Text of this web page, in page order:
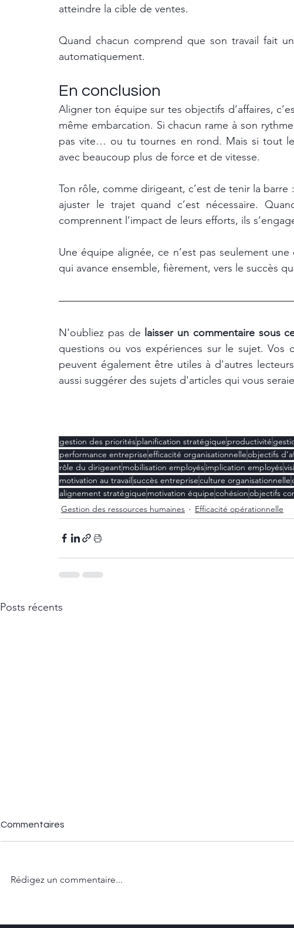
atteindre la cible de ventes.
Quand chacun comprend que son travail fait
automatiquement.
En conclusion
Aligner ton équipe sur tes objectifs d’affaires,
même embarcation. Si chacun rame à son
pas vite… ou tu tournes en rond. Mais si tout
avec beaucoup plus de force et de vitesse.
Ton rôle, comme dirigeant, c’est de tenir la
ajuster le trajet quand c’est nécessaire.
comprennent l’impact de leurs efforts, ils
Une équipe alignée, ce n’est pas seulement
qui avance ensemble, fièrement, vers le succès
N'oubliez pas de laisser un commentaire sous
questions ou vos expériences sur le sujet.
peuvent également être utiles à d'autres
aussi suggérer des sujets d'articles qui vous
gestion des prioritésplanification stratégique productivité
performance entrepriseefficacité organisationnelleobjectifs
rôle du dirigeantmobilisation employésimplication employés
motivation au travailsuccès entrepriseculture organisationnelle
alignement stratégique motivation équipecohésionobjectifs
Gestion des ressources humaines
Efficacité opérationnelle
Posts récents
évoluer ton plan d’action
objectif en réalité
Commentaires
Rédigez un commentaire...